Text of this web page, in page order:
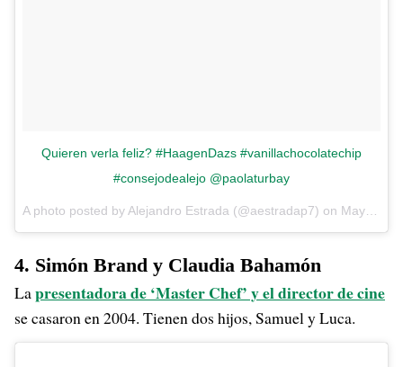
Quieren verla feliz? #HaagenDazs #vanillachocolatechip
#consejodealejo @paolaturbay
A photo posted by Alejandro Estrada (@aestradap7) on May 29, 2015 at 5:13pm PDT
4. Simón Brand y Claudia Bahamón
Lapresentadora de ‘Master Chef’ y el director de cine
se casaron en 2004. Tienen dos hijos, Samuel y Luca.